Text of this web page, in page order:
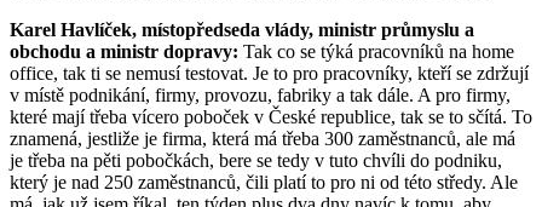
Karel Havlíček, místopředseda vlády, ministr průmyslu a
obchodu a ministr dopravy: Tak co se týká pracovníků na home
office, tak ti se nemusí testovat. Je to pro pracovníky, kteří se zdržují
v místě podnikání, firmy, provozu, fabriky a tak dále. A pro firmy,
které mají třeba vícero poboček v České republice, tak se to sčítá. To
znamená, jestliže je firma, která má třeba 300 zaměstnanců, ale má
je třeba na pěti pobočkách, bere se tedy v tuto chvíli do podniku,
který je nad 250 zaměstnanců, čili platí to pro ni od této středy. Ale